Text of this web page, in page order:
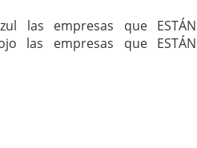
las empresas que ESTÁN
las empresas que ESTÁN